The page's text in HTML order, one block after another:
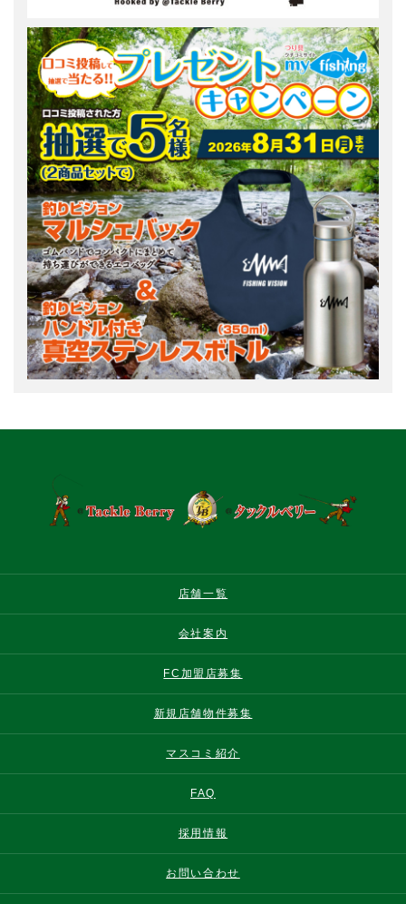
店舗一覧
会社案内
FC加盟店募集
新規店舗物件募集
マスコミ紹介
FAQ
採用情報
お問い合わせ